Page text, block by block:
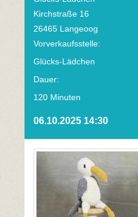
Kirchstraße 16
26465 Langeoog
Vorverkaufsstelle:
Glücks-Lädchen
Dauer:
120 Minuten
06.10.2025 14:30